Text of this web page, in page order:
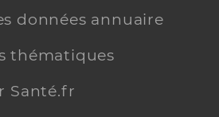
données annuaire
thématiques
Santé.fr